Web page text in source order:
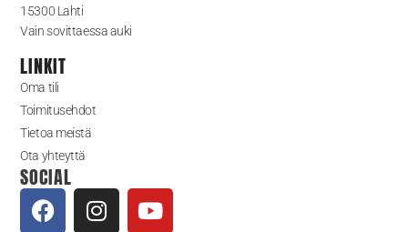
15300 Lahti
Vain sovittaessa auki
LINKIT
Oma tili
Toimitusehdot
Tietoa meistä
Ota yhteyttä
SOCIAL